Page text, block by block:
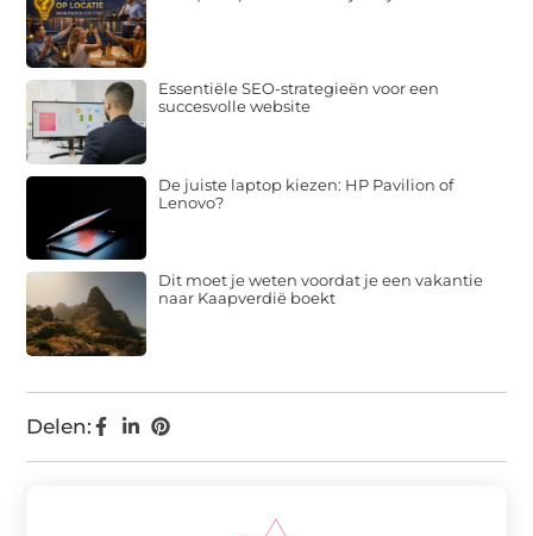
Delen:
Essentiële SEO-strategieën voor een
succesvolle website
De juiste laptop kiezen: HP Pavilion of
Lenovo?
Dit moet je weten voordat je een vakantie
naar Kaapverdië boekt